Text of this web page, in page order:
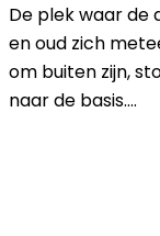
De plek waar de
en oud zich
om buiten zijn,
naar de basis….